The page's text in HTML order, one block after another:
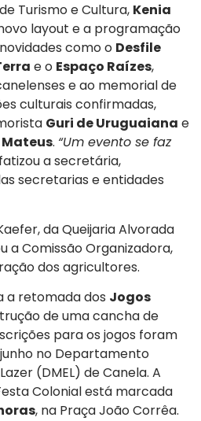
Turismo e Cultura, Kenia
layout e a programação
como o Desfile
e o Espaço Raízes,
e ao memorial de
culturais confirmadas,
Guri de Uruguaiana e
Mateus. “Um evento se faz
a secretária,
secretarias e entidades
da Queijaria Alvorada
a Comissão Organizadora,
dos agricultores.
a retomada dos Jogos
de uma cancha de
para os jogos foram
no Departamento
(DMEL) de Canela. A
Colonial está marcada
, na Praça João Corrêa.